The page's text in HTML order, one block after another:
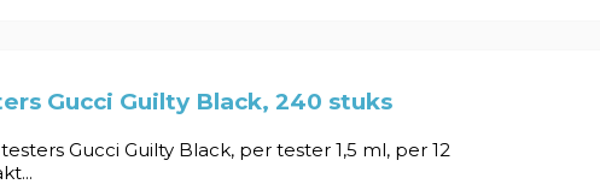
Gucci Guilty Black, 240 stuks
Gucci Guilty Black, per tester 1,5 ml, per 12